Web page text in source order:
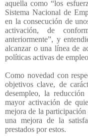
aquella como “los
Sistema Nacional de
en la consecución de
activación, de
anteriormente”, y
alcanzar o una línea de
políticas activas de
Como novedad con
objetivos clave, de
desempleo, la
mayor activación de
mejora de la
una mejora de la
prestados por estos.